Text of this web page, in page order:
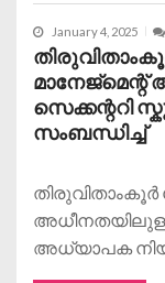
January 4, 2025
സെക്കന്ററി
സംബന്ധിച്ച്
അധ്യാപക